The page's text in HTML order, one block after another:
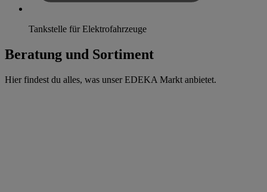
Tankstelle für Elektrofahrzeuge
Beratung und Sortiment
Hier findest du alles, was unser EDEKA Markt anbietet.